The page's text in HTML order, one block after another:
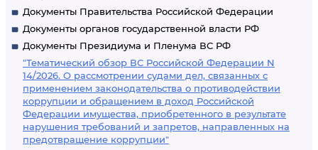
Документы Правительства Российской Федерации
Документы органов государственной власти РФ
Документы Президиума и Пленума ВС РФ
"Тематический обзор ВС Российской Федерации N
14/2026. О рассмотрении судами дел, связанных с
применением законодательства о противодействии
коррупции и обращением в доход Российской
Федерации имущества, приобретенного в результате
нарушения требований и запретов, направленных на
предотвращение коррупции"